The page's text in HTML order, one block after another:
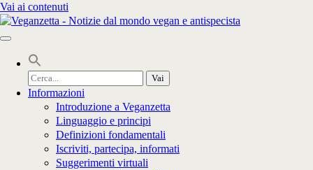
Vai ai contenuti
Cerca
per:
Informazioni
Introduzione a Veganzetta
Linguaggio e principi
Definizioni fondamentali
Iscriviti, partecipa, informati
Suggerimenti virtuali